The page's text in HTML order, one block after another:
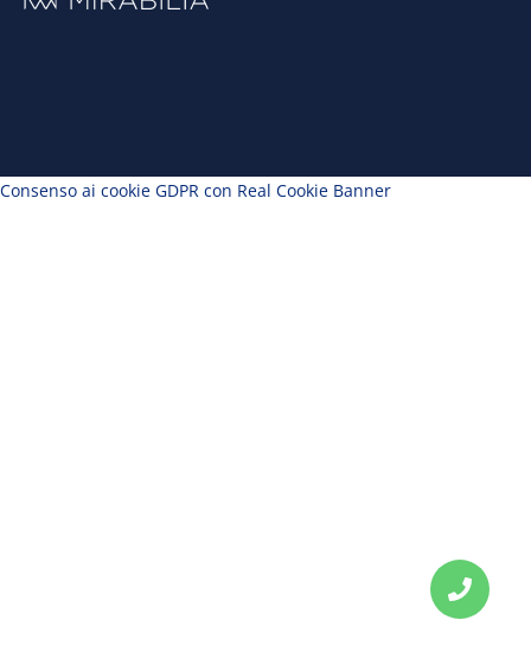
Consenso ai cookie GDPR con Real Cookie Banner